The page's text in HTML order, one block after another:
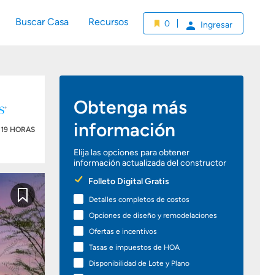
Buscar Casa Recursos 0 Ingresar
19 HORAS
Obtenga más
información
Elija las opciones para obtener
información actualizada del constructor
Preferred
Options
Folleto Digital Gratis
Detalles completos de costos
Opciones de diseño y remodelaciones
Ofertas e incentivos
Tasas e impuestos de HOA
Disponibilidad de Lote y Plano
Guardar